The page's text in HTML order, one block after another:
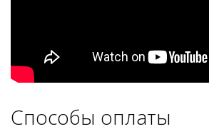
Способы оплаты